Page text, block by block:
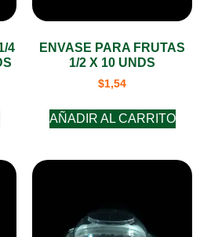
4
ENVASE PARA FRUTAS
1/2 X 10 UNDS
$1,54
AÑADIR AL CARRITO